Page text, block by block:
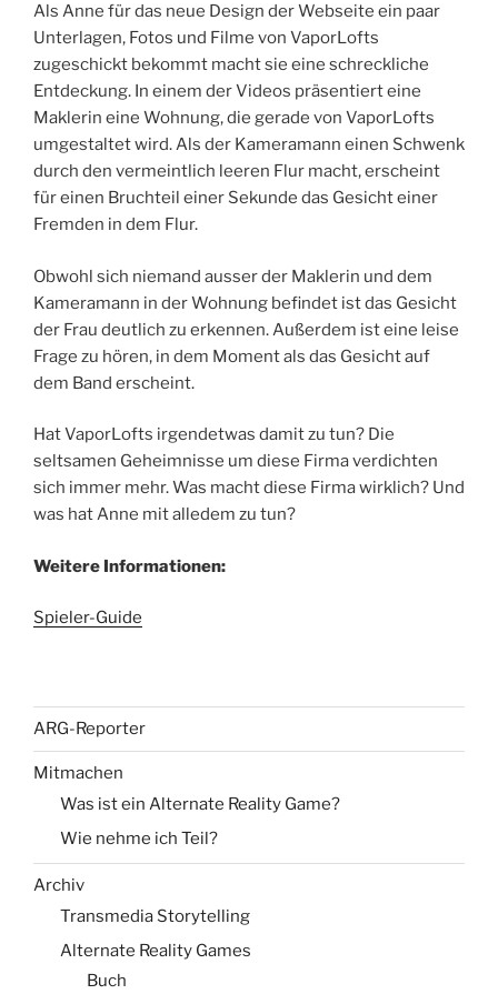
Als Anne für das neue Design der Webseite ein paar
Unterlagen, Fotos und Filme von VaporLofts
zugeschickt bekommt macht sie eine schreckliche
Entdeckung. In einem der Videos präsentiert eine
Maklerin eine Wohnung, die gerade von VaporLofts
umgestaltet wird. Als der Kameramann einen Schwenk
durch den vermeintlich leeren Flur macht, erscheint
für einen Bruchteil einer Sekunde das Gesicht einer
Fremden in dem Flur.
Obwohl sich niemand ausser der Maklerin und dem
Kameramann in der Wohnung befindet ist das Gesicht
der Frau deutlich zu erkennen. Außerdem ist eine leise
Frage zu hören, in dem Moment als das Gesicht auf
dem Band erscheint.
Hat VaporLofts irgendetwas damit zu tun? Die
seltsamen Geheimnisse um diese Firma verdichten
sich immer mehr. Was macht diese Firma wirklich? Und
was hat Anne mit alledem zu tun?
Weitere Informationen:
Spieler-Guide
ARG-Reporter
Mitmachen
Was ist ein Alternate Reality Game?
Wie nehme ich Teil?
Archiv
Transmedia Storytelling
Alternate Reality Games
Buch